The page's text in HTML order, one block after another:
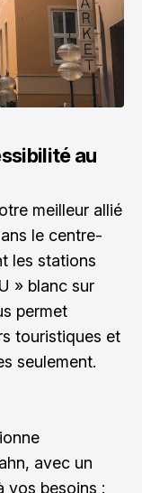
au
meilleur allié
le centre-
les stations
» blanc sur
permet
touristiques et
seulement.
avec un
vos besoins :